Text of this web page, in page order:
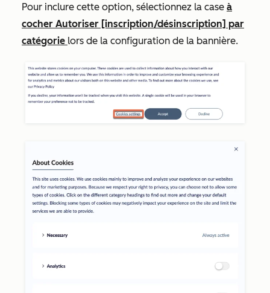
Pour inclure cette option, sélectionnez la case à
cocher Autoriser [inscription/désinscription] par
catégorie lors de la configuration de la bannière.